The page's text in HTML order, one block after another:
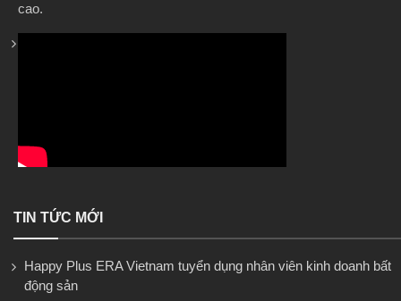
cao.
TIN TỨC MỚI
Happy Plus ERA Vietnam tuyển dụng nhân viên kinh doanh bất
động sản